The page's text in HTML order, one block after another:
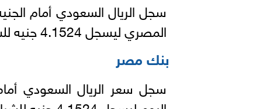
سجل الريال السعودي أمام
المصري ليسجل 4.1524 جنيه للشراء، و 4.1863 جنيه للبيع.
بنك مصر
سجل سعر الريال السعودي